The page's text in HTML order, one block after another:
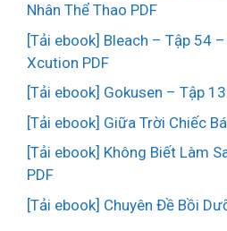
Nhân Thể Thao PDF
[Tải ebook] Bleach – Tập 54
Xcution PDF
[Tải ebook] Gokusen – Tập
[Tải ebook] Giữa Trời Chiếc
[Tải ebook] Không Biết Làm
PDF
[Tải ebook] Chuyên Đề Bồi